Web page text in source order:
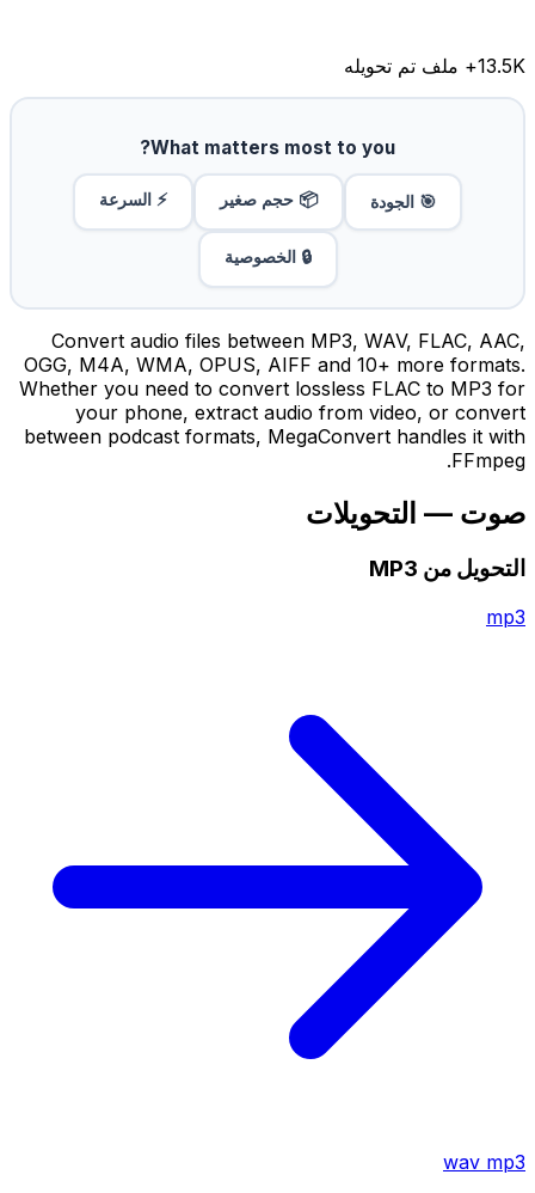
13.5K+ ملف تم تحويله
What matters most to you?
🎯 الجودة 📦 حجم صغير ⚡ السرعة
🔒 الخصوصية
Convert audio files between MP3, WAV, FLAC, AAC,
OGG, M4A, WMA, OPUS, AIFF and 10+ more formats.
Whether you need to convert lossless FLAC to MP3 for
your phone, extract audio from video, or convert
between podcast formats, MegaConvert handles it with
FFmpeg.
صوت — التحويلات
التحويل من MP3
mp3
wav mp3